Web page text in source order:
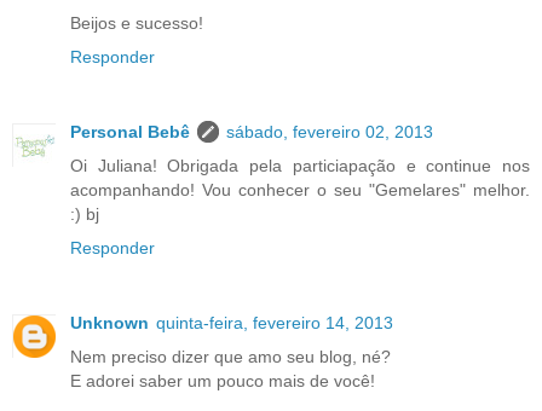
Beijos e sucesso!
Responder
Personal Bebê
sábado, fevereiro 02, 2013
Oi Juliana! Obrigada pela particiapação e continue nos
acompanhando! Vou conhecer o seu "Gemelares" melhor.
:) bj
Responder
Unknown quinta-feira, fevereiro 14, 2013
Nem preciso dizer que amo seu blog, né?
E adorei saber um pouco mais de você!